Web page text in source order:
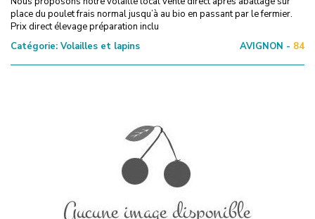
place du poulet frais normal jusqu’à au bio en passant par le fermier.
Prix direct élevage préparation inclu
Catégorie: Volailles et lapins AVIGNON - 84